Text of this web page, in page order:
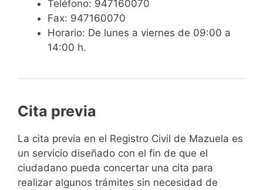
Teléfono: 947160070
Fax: 947160070
Horario: De lunes a viernes de 09:00 a
14:00 h.
Cita previa
​​​​​​​​​​​​​​​​​​​​​​​​​​​​La cita previa en el Registro Civil de Mazuela es
un servicio diseñado con el fin de que el
ciudadano pueda concertar una cita para
realizar algunos trámites sin necesidad de